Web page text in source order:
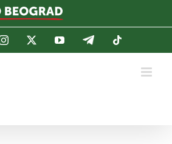
InstagramTwitterYouTubeTelegram